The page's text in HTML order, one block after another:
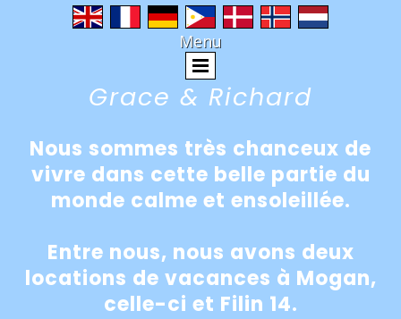
Menu
Grace & Richard
Nous sommes très chanceux de
vivre dans cette belle partie du
monde calme et ensoleillée.
Entre nous, nous avons deux
locations de vacances à Mogan,
celle-ci et Filin 14.